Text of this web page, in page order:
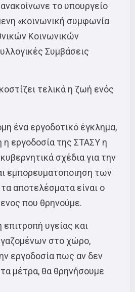
το υπουργείο
«κοινωνική συμφωνία
Κοινωνικών
Συμβάσεις
τελικά η ζωή ενός
ένα εργοδοτικό έγκλημα,
η εργοδοσία της ΣΤΑΣΥ η
σχέδια για την
εμπορευματοποιηση των
αποτελέσματα είναι ο
που θρηνούμε.
επιτροπή υγείας και
στο χώρο,
εργοδοσία πως αν δεν
μέτρα, θα θρηνήσουμε